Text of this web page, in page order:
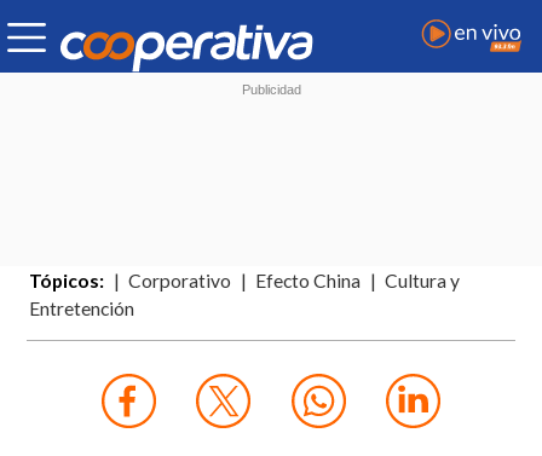
Tópicos: Corporativo Efecto China
Cultura y
Entretención